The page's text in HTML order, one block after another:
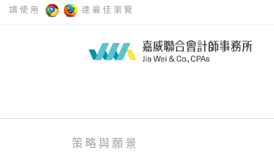
請使用 達最佳瀏覽
策略與願景